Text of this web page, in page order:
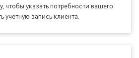
чтобы указать потребности вашего
учетную запись клиента.